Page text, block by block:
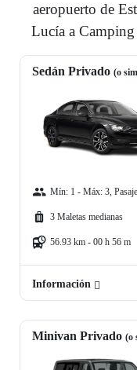
aeropuerto de
Lucía a
Sedán Privado (o
Mín: 1 - Máx: 3,
3 Maletas medianas
56.93 km - 00 h 56 m
Información
Minivan Privado (o